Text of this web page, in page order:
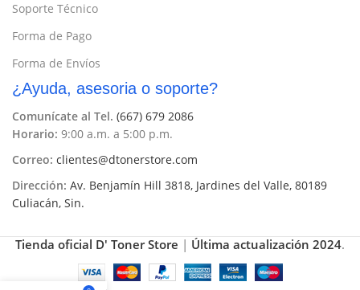
Soporte Técnico
Forma de Pago
Forma de Envíos
¿Ayuda, asesoria o soporte?
Comunícate al Tel. (667) 679 2086
Horario: 9:00 a.m. a 5:00 p.m.
Correo: clientes@dtonerstore.com
Dirección: Av. Benjamín Hill 3818, Jardines del Valle, 80189
Culiacán, Sin.
Tienda oficial D' Toner Store | Última actualización 2024.